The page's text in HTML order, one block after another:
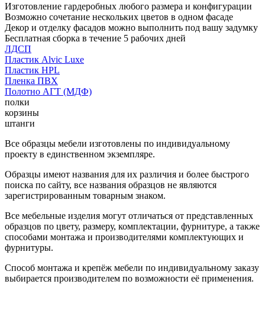
Изготовление гардеробных любого размера и конфигурации
Возможно сочетание нескольких цветов в одном фасаде
Декор и отделку фасадов можно выполнить под вашу задумку
Бесплатная сборка в течение 5 рабочих дней
ЛДСП
Пластик Alvic Luxe
Пластик HPL
Пленка ПВХ
Полотно АГТ (МДФ)
полки
корзины
штанги
Все образцы мебели изготовлены по индивидуальному
проекту в единственном экземпляре.
Образцы имеют названия для их различия и более быстрого
поиска по сайту, все названия образцов не являются
зарегистрированным товарным знаком.
Все мебельные изделия могут отличаться от представленных
образцов по цвету, размеру, комплектации, фурнитуре, а также
способами монтажа и производителями комплектующих и
фурнитуры.
Способ монтажа и крепёж мебели по индивидуальному заказу
выбирается производителем по возможности её применения.